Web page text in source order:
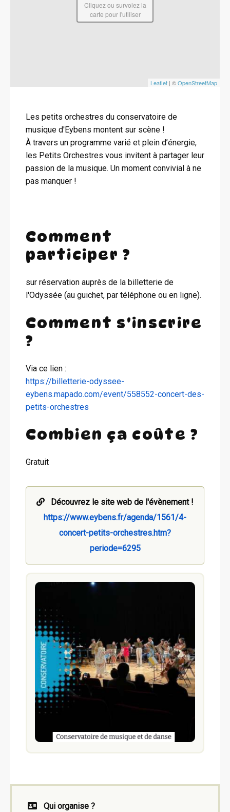
Leaflet | ©OpenStreetMap
Cliquez ou survolez la
carte pour l'utiliser
Les petits orchestres du conservatoire de
musique d'Eybens montent sur scène !
À travers un programme varié et plein d’énergie,
les Petits Orchestres vous invitent à partager leur
passion de la musique. Un moment convivial à ne
pas manquer !
Comment
participer ?
sur réservation auprès de la billetterie de
l'Odyssée (au guichet, par téléphone ou en ligne).
Comment s'inscrire
?
Via ce lien :
https://billetterie-odyssee-
eybens.mapado.com/event/558552-concert-des-
petits-orchestres
Combien ça coûte ?
Gratuit
Découvrez le site web de l'évènement !
https://www.eybens.fr/agenda/1561/4-
concert-petits-orchestres.htm?
periode=6295
Qui organise ?